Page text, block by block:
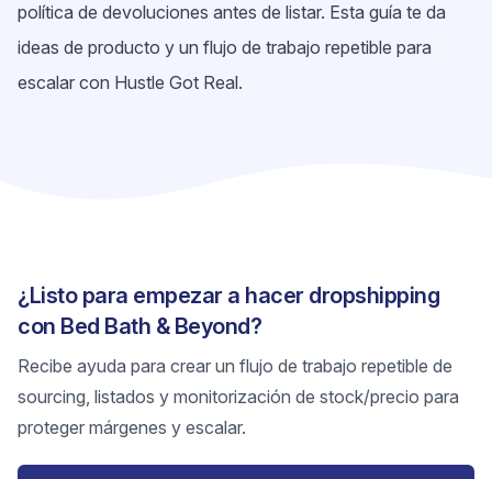
política de devoluciones antes de listar. Esta guía te da
ideas de producto y un flujo de trabajo repetible para
escalar con Hustle Got Real.
¿Listo para empezar a hacer dropshipping
con Bed Bath & Beyond?
Recibe ayuda para crear un flujo de trabajo repetible de
sourcing, listados y monitorización de stock/precio para
proteger márgenes y escalar.